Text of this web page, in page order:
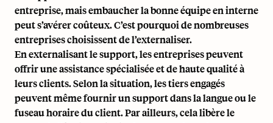
entreprise, mais embaucher la bonne équipe en interne
peut s’avérer coûteux. C’est pourquoi de nombreuses
entreprises choisissent de l’externaliser.
En externalisant le support, les entreprises peuvent
offrir une assistance spécialisée et de haute qualité à
leurs clients. Selon la situation, les tiers engagés
peuvent même fournir un support dans la langue ou le
fuseau horaire du client. Par ailleurs, cela libère le